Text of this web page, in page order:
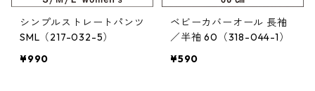
シンプルストレートパンツ
SML（217-032-5）
¥990
ベビーカバーオール 長袖
／半袖 60（318-044-1）
¥590